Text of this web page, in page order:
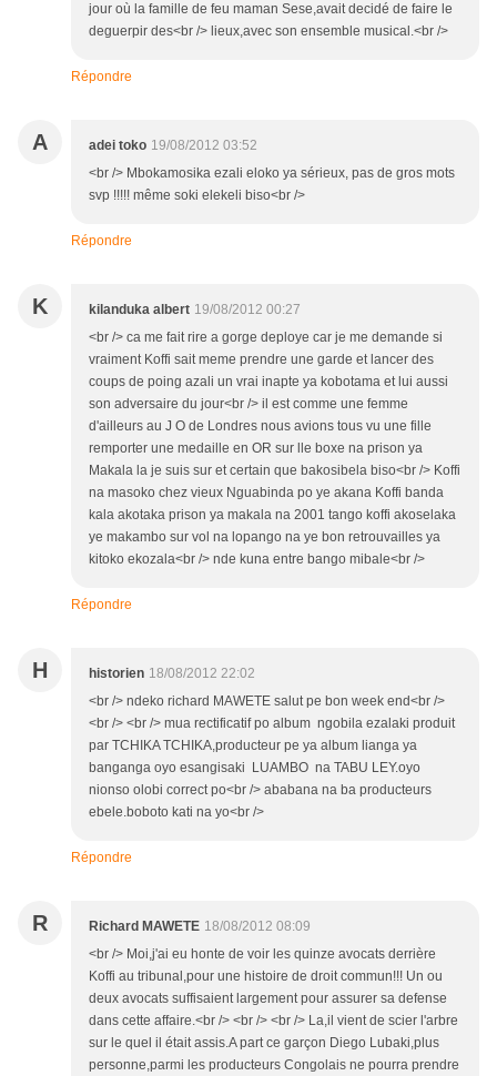
jour où la famille de feu maman Sese,avait decidé de faire le
deguerpir des<br /> lieux,avec son ensemble musical.<br />
Répondre
A adei toko 19/08/2012 03:52
<br /> Mbokamosika ezali eloko ya sérieux, pas de gros mots
svp !!!!! même soki elekeli biso<br />
Répondre
K kilanduka albert 19/08/2012 00:27
<br /> ca me fait rire a gorge deploye car je me demande si
vraiment Koffi sait meme prendre une garde et lancer des
coups de poing azali un vrai inapte ya kobotama et lui aussi
son adversaire du jour<br /> il est comme une femme
d'ailleurs au J O de Londres nous avions tous vu une fille
remporter une medaille en OR sur lle boxe na prison ya
Makala la je suis sur et certain que bakosibela biso<br /> Koffi
na masoko chez vieux Nguabinda po ye akana Koffi banda
kala akotaka prison ya makala na 2001 tango koffi akoselaka
ye makambo sur vol na lopango na ye bon retrouvailles ya
kitoko ekozala<br /> nde kuna entre bango mibale<br />
Répondre
H historien 18/08/2012 22:02
<br /> ndeko richard MAWETE salut pe bon week end<br />
<br /> <br /> mua rectificatif po album ngobila ezalaki produit
par TCHIKA TCHIKA,producteur pe ya album lianga ya
banganga oyo esangisaki LUAMBO na TABU LEY.oyo
nionso olobi correct po<br /> ababana na ba producteurs
ebele.boboto kati na yo<br />
Répondre
R Richard MAWETE 18/08/2012 08:09
<br /> Moi,j'ai eu honte de voir les quinze avocats derrière
Koffi au tribunal,pour une histoire de droit commun!!! Un ou
deux avocats suffisaient largement pour assurer sa defense
dans cette affaire.<br /> <br /> <br /> La,il vient de scier l'arbre
sur le quel il était assis.A part ce garçon Diego Lubaki,plus
personne,parmi les producteurs Congolais ne pourra prendre